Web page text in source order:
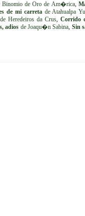
Binomio de Oro de Am�rica,
de mi carretade Atahualpa
de Heredeiros da Crus, Corrido
adios de Joaqu�n Sabina, Sin